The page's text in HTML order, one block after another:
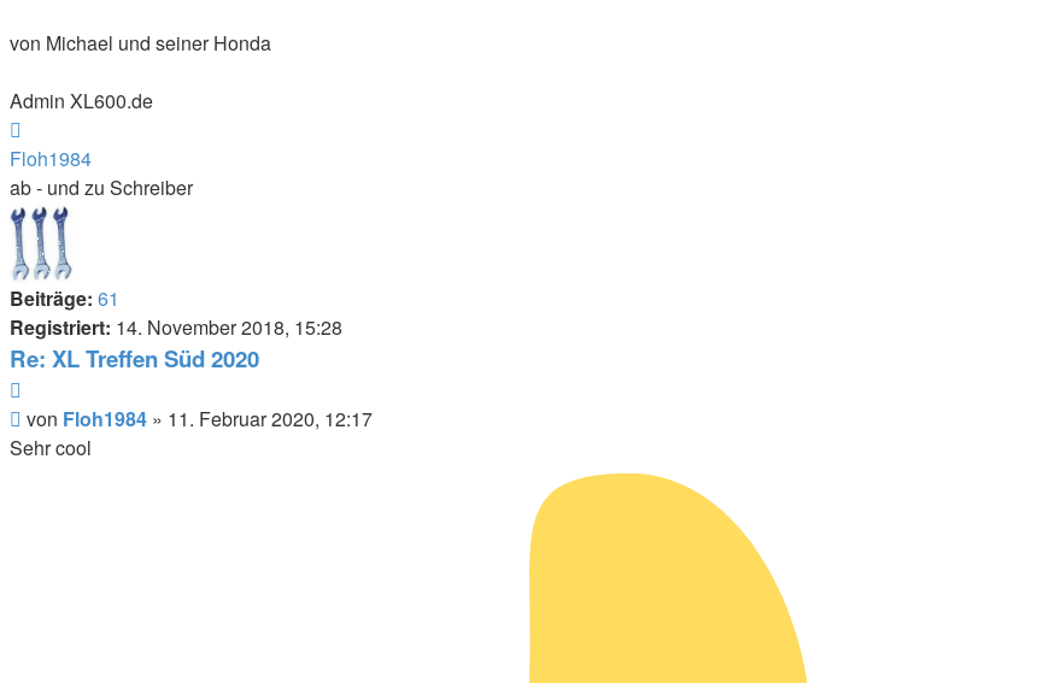
von Michael und seiner Honda
Admin XL600.de
oben
Floh1984
ab - und zu Schreiber
Beiträge: 61
Registriert: 14. November 2018, 15:28
Re: XL Treffen Süd 2020
Beitrag
von Floh1984 » 11. Februar 2020, 12:17
Sehr cool